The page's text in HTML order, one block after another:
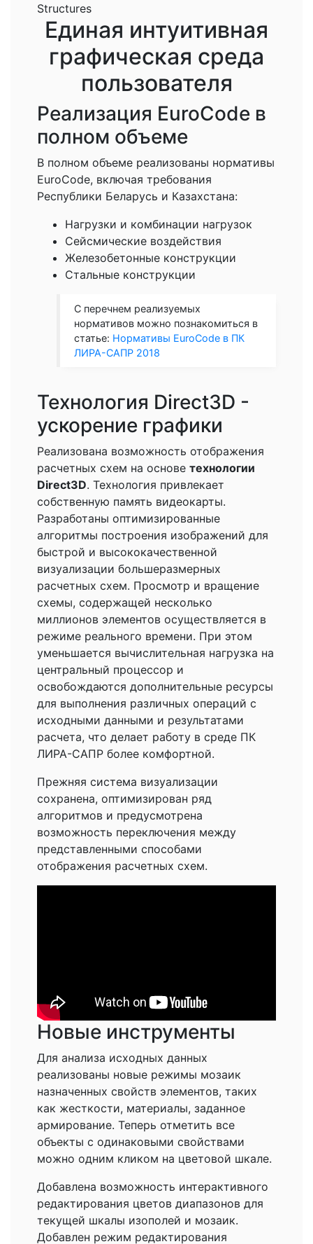
Structures
Единая интуитивная
графическая среда
пользователя
Реализация EuroCode в
полном объеме
В полном объеме реализованы нормативы
EuroCode, включая требования
Республики Беларусь и Казахстана:
Нагрузки и комбинации нагрузок
Сейсмические воздействия
Железобетонные конструкции
Стальные конструкции
С перечнем реализуемых
нормативов можно познакомиться в
статье: Нормативы EuroCode в ПК
ЛИРА-САПР 2018
Технология Direct3D -
ускорение графики
Реализована возможность отображения
расчетных схем на основе технологии
Direct3D. Технология привлекает
собственную память видеокарты.
Разработаны оптимизированные
алгоритмы построения изображений для
быстрой и высококачественной
визуализации большеразмерных
расчетных схем. Просмотр и вращение
схемы, содержащей несколько
миллионов элементов осуществляется в
режиме реального времени. При этом
уменьшается вычислительная нагрузка на
центральный процессор и
освобождаются дополнительные ресурсы
для выполнения различных операций с
исходными данными и результатами
расчета, что делает работу в среде ПК
ЛИРА-САПР более комфортной.
Прежняя система визуализации
сохранена, оптимизирован ряд
алгоритмов и предусмотрена
возможность переключения между
представленными способами
отображения расчетных схем.
Новые инструменты
Для анализа исходных данных
реализованы новые режимы мозаик
назначенных свойств элементов, таких
как жесткости, материалы, заданное
армирование. Теперь отметить все
объекты с одинаковыми свойствами
можно одним кликом на цветовой шкале.
Добавлена возможность интерактивного
редактирования цветов диапазонов для
текущей шкалы изополей и мозаик.
Добавлен режим редактирования